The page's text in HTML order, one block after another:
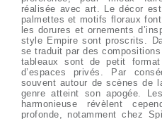
réalisée avec art. Le décor
palmettes et motifs floraux
les dorures et ornements
style Empire sont proscrits.
se traduit par des
tableaux sont de petit
d’espaces privés. Par
souvent autour de scènes de
genre atteint son apogée.
harmonieuse révèlent
profonde, notamment chez